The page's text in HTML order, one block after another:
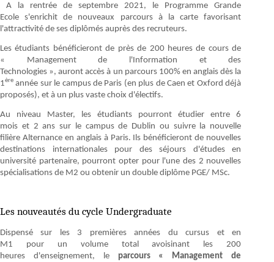
A la rentrée de septembre 2021, le Programme Grande
Ecole s'enrichit de nouveaux parcours à la carte favorisant
l'attractivité de ses diplômés auprès des recruteurs.
Les étudiants bénéficieront de près de 200 heures de cours de
« Management de l'Information et des
Technologies », auront accès à un parcours 100% en anglais dès la
1ère année sur le campus de Paris (en plus de Caen et Oxford déjà
proposés), et à un plus vaste choix d'électifs.
Au niveau Master, les étudiants pourront étudier entre 6
mois et 2 ans sur le campus de Dublin ou suivre la nouvelle
filière Alternance en anglais à Paris. Ils bénéficieront de nouvelles
destinations internationales pour des séjours d'études en
université partenaire, pourront opter pour l'une des 2 nouvelles
spécialisations de M2 ou obtenir un double diplôme PGE/ MSc.
Les nouveautés du cycle Undergraduate
Dispensé sur les 3 premières années du cursus et en
M1 pour un volume total avoisinant les 200
heures d'enseignement, le parcours «
Management de